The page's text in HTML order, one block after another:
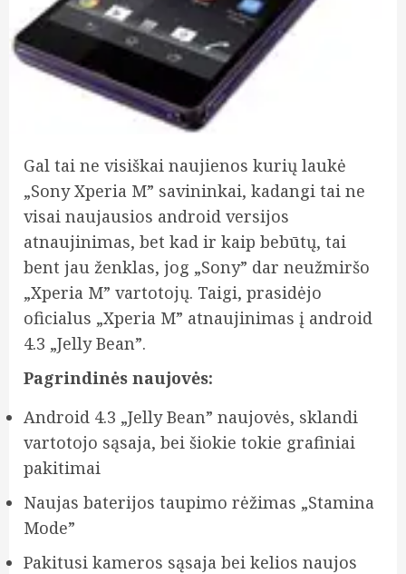
Gal tai ne visiškai naujienos kurių laukė
„Sony Xperia M” savininkai, kadangi tai ne
visai naujausios android versijos
atnaujinimas, bet kad ir kaip bebūtų, tai
bent jau ženklas, jog „Sony” dar neužmiršo
„Xperia M” vartotojų. Taigi, prasidėjo
oficialus „Xperia M” atnaujinimas į android
4.3 „Jelly Bean”.
Pagrindinės naujovės:
Android 4.3 „Jelly Bean” naujovės, sklandi
vartotojo sąsaja, bei šiokie tokie grafiniai
pakitimai
Naujas baterijos taupimo rėžimas „Stamina
Mode”
Pakitusi kameros sąsaja bei kelios naujos